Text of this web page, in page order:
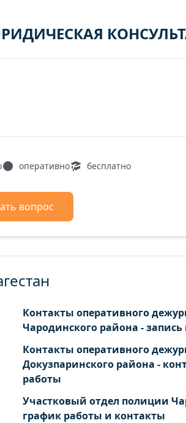
оперативно бесплатно
вопрос
Контакты оперативного
Чародинского района -
Контакты оперативного
Докузпаринского района -
работы
Участковый отдел полиции
график работы и контакты